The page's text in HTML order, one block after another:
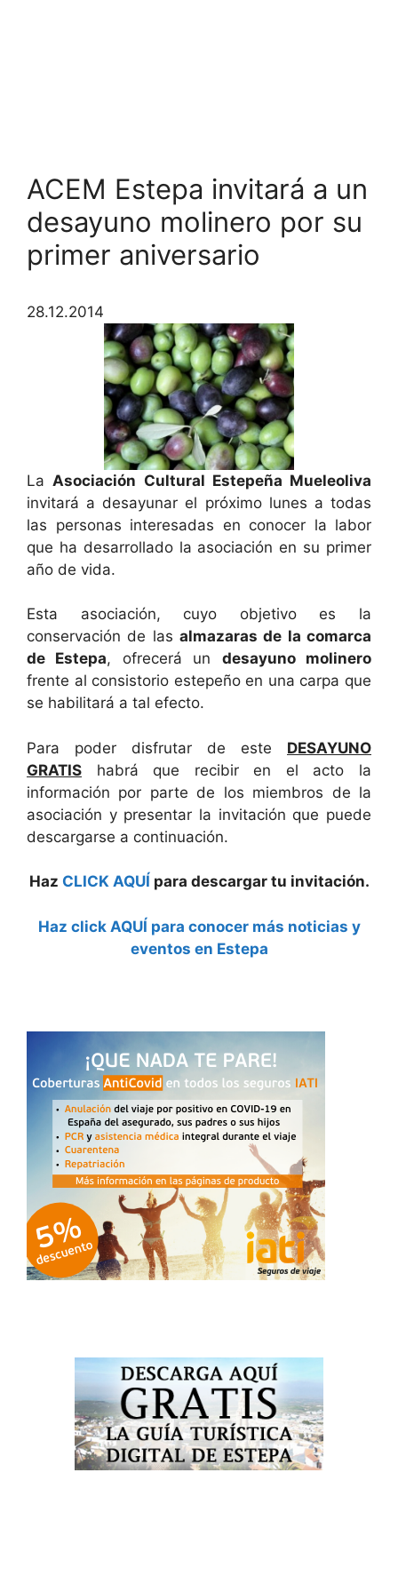
ACEM Estepa invitará a un
desayuno molinero por su
primer aniversario
28.12.2014
La Asociación Cultural Estepeña Mueleoliva
invitará a desayunar el próximo lunes a todas
las personas interesadas en conocer la labor
que ha desarrollado la asociación en su primer
año de vida.
Esta asociación, cuyo objetivo es la
conservación de las almazaras de la comarca
de Estepa, ofrecerá un desayuno molinero
frente al consistorio estepeño en una carpa que
se habilitará a tal efecto.
Para poder disfrutar de este DESAYUNO
GRATIS habrá que recibir en el acto la
información por parte de los miembros de la
asociación y presentar la invitación que puede
descargarse a continuación.
Haz CLICK AQUÍ para descargar tu invitación.
Haz click AQUÍ para conocer más noticias y
eventos en Estepa